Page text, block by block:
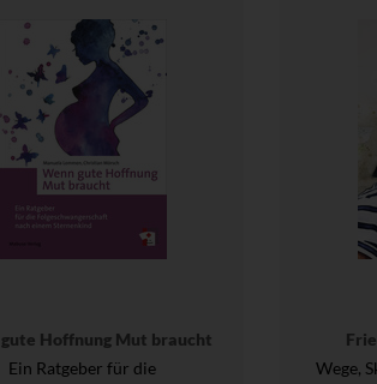
Hoffnung Mut braucht
Ein Ratgeber für die
Wege,